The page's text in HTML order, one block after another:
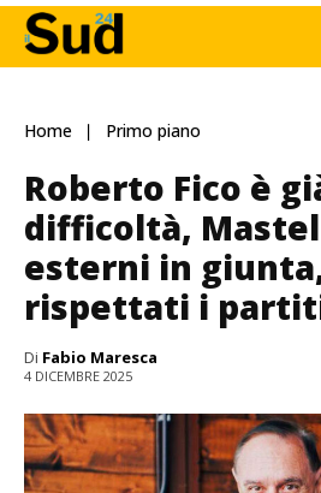
Home Primo piano
Roberto Fico è
difficoltà,
esterni in
rispettati i
Di Fabio Maresca
4 DICEMBRE 2025